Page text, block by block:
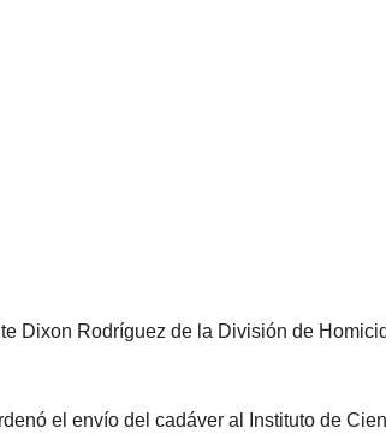
Dixon Rodríguez de la División de
el envío del cadáver al Instituto de